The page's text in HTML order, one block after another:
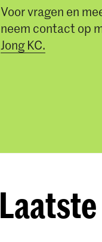
Voor vragen en
neem contact op
Jong KC.